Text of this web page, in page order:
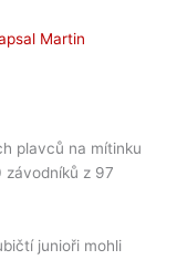
Martin
plavců na mítinku
závodníků z 97
junioři mohli